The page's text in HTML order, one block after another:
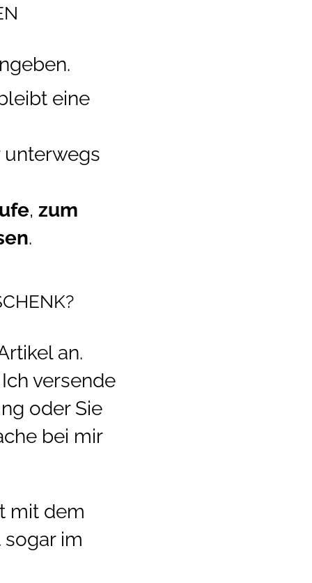
eine
unterwegs
, zum
.
an.
versende
oder Sie
bei mir
mit dem
im